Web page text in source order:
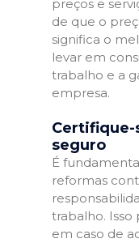
preços e
de que o
significa o
levar em
trabalho e a
empresa.
Certifique-
seguro
É
reformas
trabalho. Isso
em caso de